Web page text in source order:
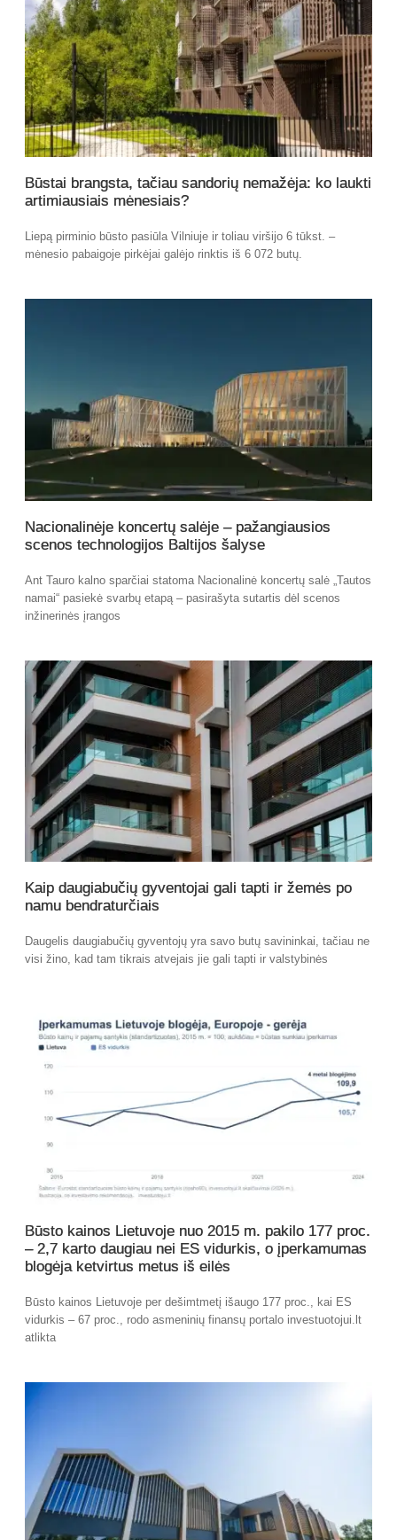
Būstai brangsta, tačiau sandorių nemažėja: ko laukti
artimiausiais mėnesiais?
Liepą pirminio būsto pasiūla Vilniuje ir toliau viršijo 6 tūkst. –
mėnesio pabaigoje pirkėjai galėjo rinktis iš 6 072 butų.
Nacionalinėje koncertų salėje – pažangiausios
scenos technologijos Baltijos šalyse
Ant Tauro kalno sparčiai statoma Nacionalinė koncertų salė „Tautos
namai“ pasiekė svarbų etapą – pasirašyta sutartis dėl scenos
inžinerinės įrangos
Kaip daugiabučių gyventojai gali tapti ir žemės po
namu bendraturčiais
Daugelis daugiabučių gyventojų yra savo butų savininkai, tačiau ne
visi žino, kad tam tikrais atvejais jie gali tapti ir valstybinės
Būsto kainos Lietuvoje nuo 2015 m. pakilo 177 proc.
– 2,7 karto daugiau nei ES vidurkis, o įperkamumas
blogėja ketvirtus metus iš eilės
Būsto kainos Lietuvoje per dešimtmetį išaugo 177 proc., kai ES
vidurkis – 67 proc., rodo asmeninių finansų portalo investuotojui.lt
atlikta